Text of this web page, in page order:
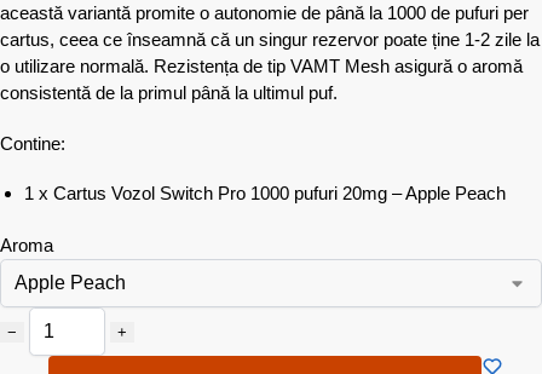
această variantă promite o autonomie de până la 1000 de pufuri per
cartus, ceea ce înseamnă că un singur rezervor poate ține 1-2 zile la
o utilizare normală. Rezistența de tip VAMT Mesh asigură o aromă
consistentă de la primul până la ultimul puf.
Contine:
1 x Cartus Vozol Switch Pro 1000 pufuri 20mg – Apple Peach
Aroma
− +